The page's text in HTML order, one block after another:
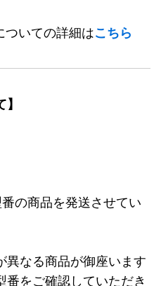
いての詳細はこちら
の商品を発送させてい
異なる商品が御座います
をご確認していただき